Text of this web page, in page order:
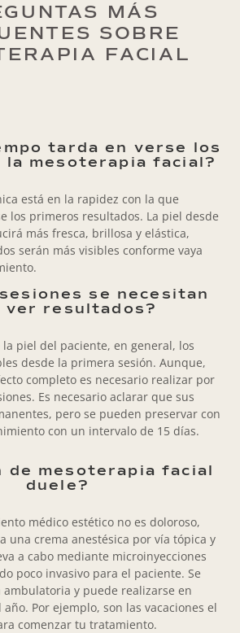
MÁS
SOBRE
FACIAL
tarda en verse los
mesoterapia facial?
está en la rapidez con la que
los primeros resultados. La piel desde
más fresca, brillosa y elástica,
serán más visibles conforme vaya
se necesitan
ver resultados?
piel del paciente, en general, los
desde la primera sesión. Aunque,
completo es necesario realizar por
Es necesario aclarar que sus
pero se pueden preservar con
con un intervalo de 15 días.
de mesoterapia facial
duele?
médico estético no es doloroso,
una crema anestésica por vía tópica y
a cabo mediante microinyecciones
poco invasivo para el paciente. Se
y puede realizarse en
Por ejemplo, son las vacaciones el
comenzar tu tratamiento.